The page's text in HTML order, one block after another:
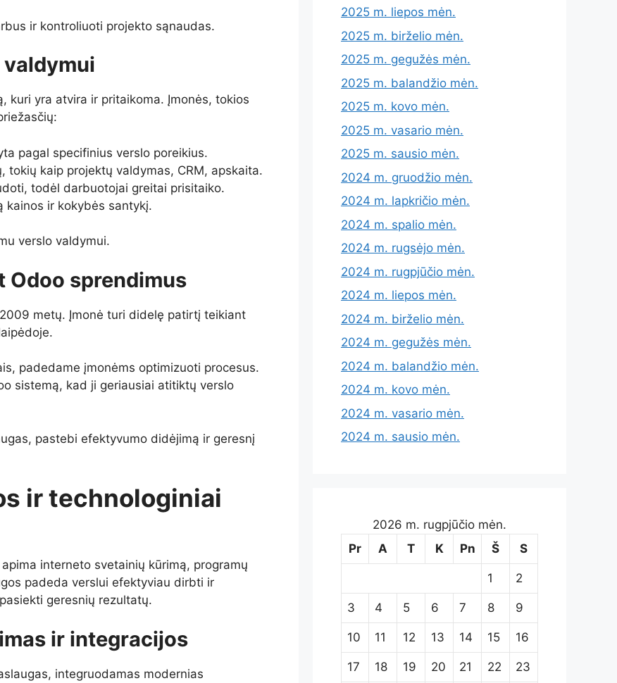
ir kontroliuoti projekto sąnaudas.
kuri yra atvira ir pritaikoma. Įmonės, tokios
pagal specifinius verslo poreikius.
tokių kaip projektų valdymas, CRM, apskaita.
todėl darbuotojai greitai prisitaiko.
kainos ir kokybės santykį.
verslo valdymui.
sprendimus
metų. Įmonė turi didelę patirtį teikiant
padedame įmonėms optimizuoti procesus.
sistemą, kad ji geriausiai atitiktų verslo
pastebi efektyvumo didėjimą ir geresnį
ir technologiniai
interneto svetainių kūrimą, programų
padeda verslui efektyviau dirbti ir
geresnių rezultatų.
ir integracijos
integruodamas modernias
2025 m. liepos mėn.
2025 m. birželio mėn.
2025 m. gegužės mėn.
2025 m. balandžio mėn.
2025 m. kovo mėn.
2025 m. vasario mėn.
2025 m. sausio mėn.
2024 m. gruodžio mėn.
2024 m. lapkričio mėn.
2024 m. spalio mėn.
2024 m. rugsėjo mėn.
2024 m. rugpjūčio mėn.
2024 m. liepos mėn.
2024 m. birželio mėn.
2024 m. gegužės mėn.
2024 m. balandžio mėn.
2024 m. kovo mėn.
2024 m. vasario mėn.
2024 m. sausio mėn.
2026 m. rugpjūčio mėn.
Pr
A T K Pn Š S
1 2
3 4 5 6 7 8 9
10 11 12 13 14 15 16
17 18 19 20 21 22 23